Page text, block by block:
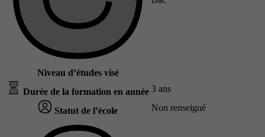
Niveau d’études visé
Durée de la formation en année 3 ans
Statut de l’école Non renseigné